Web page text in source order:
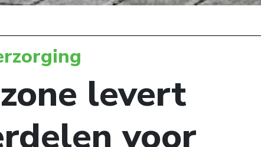
levert
voor